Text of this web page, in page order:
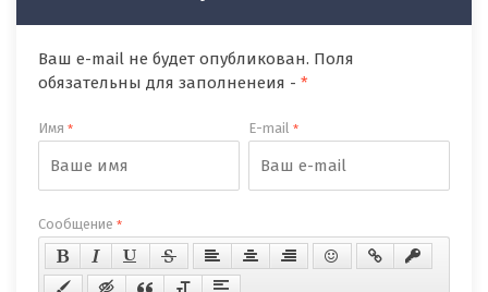
Ваш e-mail не будет опубликован. Поля
обязательны для заполненеия - *
Имя * E-mail*
Сообщение *